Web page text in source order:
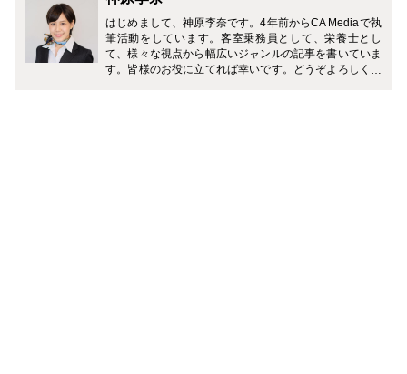
はじめまして、神原李奈です。4年前からCA Mediaで執
筆活動をしています。客室乗務員として、栄養士とし
て、様々な視点から幅広いジャンルの記事を書いていま
す。皆様のお役に立てれば幸いです。どうぞよろしくお